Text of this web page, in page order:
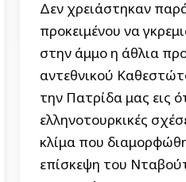
Δεν χρειάστηκαν
προκειμένου να
στην άμμο η άθλια
αντεθνικού
την Πατρίδα μας εις
ελληνοτουρκικές
κλίμα που
επίσκεψη του